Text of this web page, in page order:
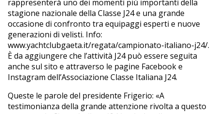
rappresenterà uno dei momenti più importanti della
stagione nazionale della Classe J24 e una grande
occasione di confronto tra equipaggi esperti e nuove
generazioni di velisti. Info:
www.yachtclubgaeta.it/regata/campionato-italiano-j24/.
È da aggiungere che l’attività J24 può essere seguita
anche sul sito e attraverso le pagine Facebook e
Instagram dell’Associazione Classe Italiana J24.
Queste le parole del presidente Frigerio: «A
testimonianza della grande attenzione rivolta a questo